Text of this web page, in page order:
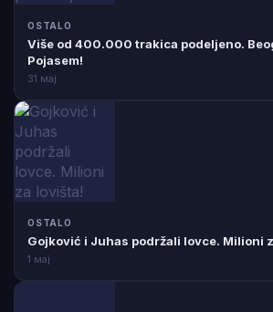
OSTALO
Više od 400.000 trakica podeljeno.
Pojasem!
31 мај
OSTALO
Gojković i Juhas podržali lovce. Milioni
1 мај